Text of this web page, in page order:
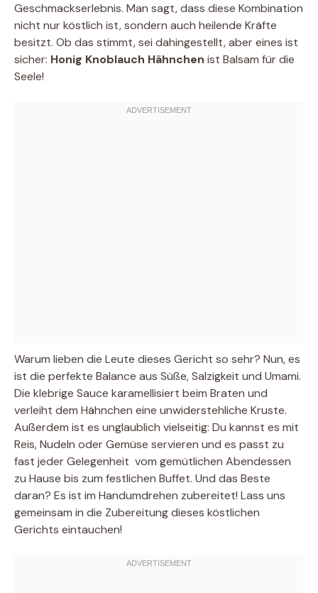
Geschmackserlebnis. Man sagt, dass diese Kombination
nicht nur köstlich ist, sondern auch heilende Kräfte
besitzt. Ob das stimmt, sei dahingestellt, aber eines ist
sicher: Honig Knoblauch Hähnchen ist Balsam für die
Seele!
Warum lieben die Leute dieses Gericht so sehr? Nun, es
ist die perfekte Balance aus Süße, Salzigkeit und Umami.
Die klebrige Sauce karamellisiert beim Braten und
verleiht dem Hähnchen eine unwiderstehliche Kruste.
Außerdem ist es unglaublich vielseitig: Du kannst es mit
Reis, Nudeln oder Gemüse servieren und es passt zu
fast jeder Gelegenheit  vom gemütlichen Abendessen
zu Hause bis zum festlichen Buffet. Und das Beste
daran? Es ist im Handumdrehen zubereitet! Lass uns
gemeinsam in die Zubereitung dieses köstlichen
Gerichts eintauchen!